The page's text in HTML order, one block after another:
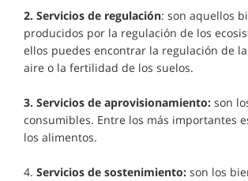
2. Servicios de regulación: son aquellos
producidos por la regulación de los
ellos puedes encontrar la regulación de
aire o la fertilidad de los suelos.
3. Servicios de aprovisionamiento: son
consumibles. Entre los más importantes
los alimentos.
4. Servicios de sostenimiento: son los